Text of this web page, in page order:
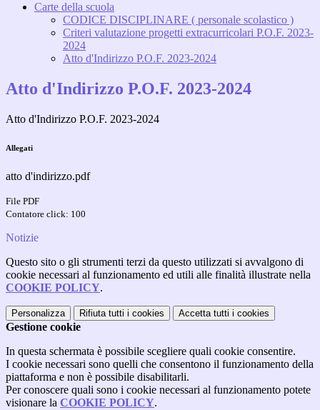
Carte della scuola
CODICE DISCIPLINARE ( personale scolastico )
Criteri valutazione progetti extracurricolari P.O.F. 2023-
2024
Atto d'Indirizzo P.O.F. 2023-2024
Atto d'Indirizzo P.O.F. 2023-2024
Atto d'Indirizzo P.O.F. 2023-2024
Allegati
atto d'indirizzo.pdf
File PDF
Contatore click: 100
Notizie
Questo sito o gli strumenti terzi da questo utilizzati si avvalgono di
cookie necessari al funzionamento ed utili alle finalità illustrate nella
COOKIE POLICY.
Personalizza Rifiuta tutti i cookies Accetta tutti i cookies
Gestione cookie
In questa schermata è possibile scegliere quali cookie consentire.
I cookie necessari sono quelli che consentono il funzionamento della
piattaforma e non è possibile disabilitarli.
Per conoscere quali sono i cookie necessari al funzionamento potete
visionare la COOKIE POLICY.